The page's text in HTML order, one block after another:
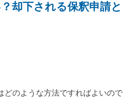
却下される保釈申請と
どのような方法ですればよいので